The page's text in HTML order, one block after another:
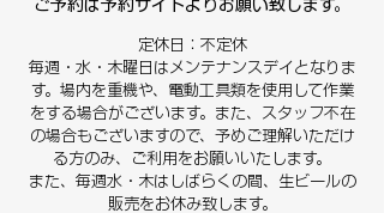
​ご予約は予約サイトよりお願い致します。
定休日：不定休
毎週・水・木曜日はメンテナンスデイとなりま
す。場内を重機や、電動工具類を使用して作業
をする場合がございます。また、スタッフ不在
の場合もございますので、予めご理解いただけ
る方のみ、ご利用をお願いいたします。
​また、毎週水・木はしばらくの間、生ビールの
販売をお休み致します。